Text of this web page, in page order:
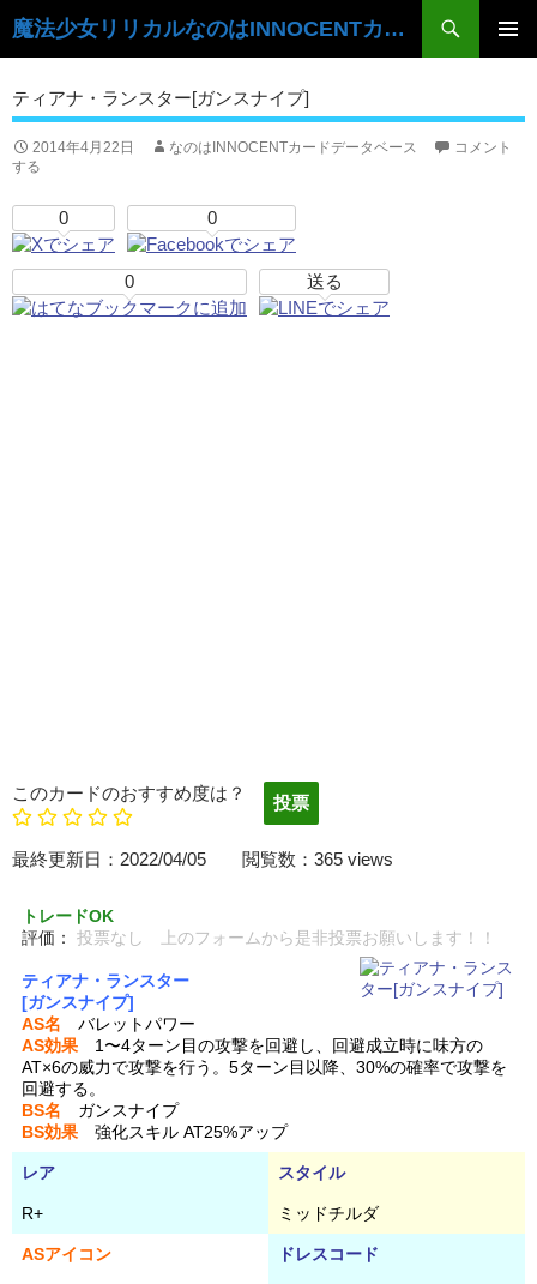
魔法少女リリカルなのはINNOCENTカードデータベース
検
索
イ
ン
テ
ン
ツ
へ
ッ
プ
ティアナ・ランスター[ガンスナイプ]
2014年4月22日 なのはINNOCENTカードデータベース
コメント
する
0 0
0 送る
このカードのおすすめ度は？
最終更新日：2022/04/05 閲覧数：365 views
トレードOK
評価：
投票なし 上のフォームから是非投票お願いします！！
ティアナ・ランスター
[ガンスナイプ]
AS名 バレットパワー
AS効果 1〜4ターン目の攻撃を回避し、回避成立時に味方の
AT×6の威力で攻撃を行う。5ターン目以降、30%の確率で攻撃を
回避する。
BS名 ガンスナイプ
BS効果 強化スキル AT25%アップ
レア スタイル
R+ ミッドチルダ
ASアイコン ドレスコード